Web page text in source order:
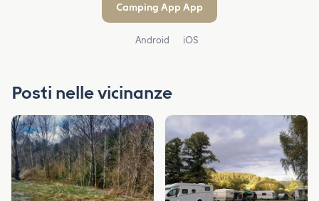
Camping App App
Android iOS
Posti nelle vicinanze